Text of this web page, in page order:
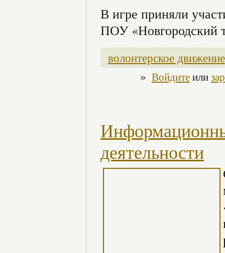
В игре приняли
ПОУ «Новгородский
волонтерское движение
» Войдитеили
деятельности